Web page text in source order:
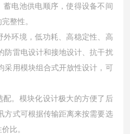
蓄电池供电顺序，使得设备不间
整性。
外环境，低功耗、高稳定性、高
防雷电设计和接地设计、抗干扰
采用模块组合式开放性设计，可
配。模块化设计极大的方便了后
方式可根据传输距离来按需要选
比。